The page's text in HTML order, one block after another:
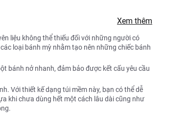
Xem thêm
liệu không thể thiếu đối với những người có
loại bánh mỳ nhằm tạo nên những chiếc bánh
bánh nở nhanh, đảm bảo được kết cấu yêu cầu
Với thiết kế dạng túi mềm này, bạn có thể dễ
khi chưa dùng hết một cách lâu dài cũng như